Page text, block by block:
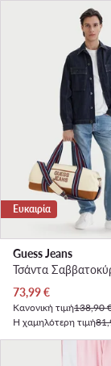
Ευκαιρία
Guess Jeans
Τρέχουσα τιμή
73,99€
Κανονική τιμή138,90
Η χαμηλότερη τιμή